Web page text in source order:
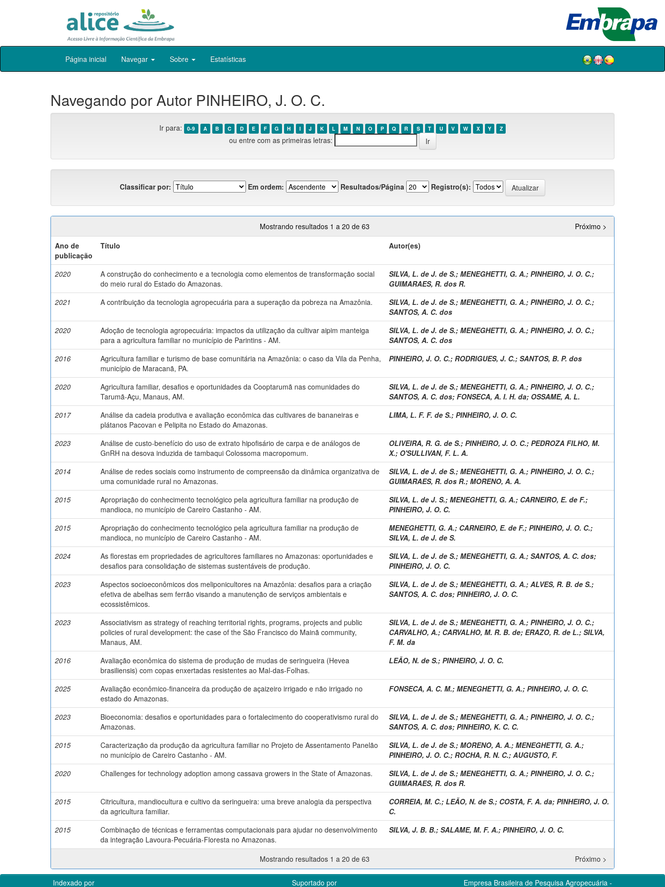
Skip
Página inicial Navegar Sobre Estatísticas
Navegando por Autor PINHEIRO, J. O. C.
Ir para: 0-9 A B C D E F G H I J K L M N O P Q R S T U V W X Y Z
ou entre com as primeiras letras:
Classificar por: Em ordem: Resultados/Página Registro(s):
Mostrando resultados 1 a 20 de 63
Próximo >
Ano de
publicação
Título Autor(es)
2020
A construção do conhecimento e a tecnologia como elementos de transformação social
do meio rural do Estado do Amazonas.
SILVA, L. de J. de S.; MENEGHETTI, G. A.; PINHEIRO, J. O. C.;
GUIMARAES, R. dos R.
2021
A contribuição da tecnologia agropecuária para a superação da pobreza na Amazônia. SILVA, L. de J. de S.; MENEGHETTI, G. A.; PINHEIRO, J. O. C.;
SANTOS, A. C. dos
2020
Adoção de tecnologia agropecuária: impactos da utilização da cultivar aipim manteiga
para a agricultura familiar no município de Parintins - AM.
SILVA, L. de J. de S.; MENEGHETTI, G. A.; PINHEIRO, J. O. C.;
SANTOS, A. C. dos
2016
Agricultura familiar e turismo de base comunitária na Amazônia: o caso da Vila da Penha,
município de Maracanã, PA.
PINHEIRO, J. O. C.; RODRIGUES, J. C.; SANTOS, B. P. dos
2020
Agricultura familiar, desafios e oportunidades da Cooptarumã nas comunidades do
Tarumã-Açu, Manaus, AM.
SILVA, L. de J. de S.; MENEGHETTI, G. A.; PINHEIRO, J. O. C.;
SANTOS, A. C. dos; FONSECA, A. I. H. da; OSSAME, A. L.
2017
Análise da cadeia produtiva e avaliação econômica das cultivares de bananeiras e
plátanos Pacovan e Pelipita no Estado do Amazonas.
LIMA, L. F. F. de S.; PINHEIRO, J. O. C.
2023
Análise de custo-benefício do uso de extrato hipofisário de carpa e de análogos de
GnRH na desova induzida de tambaqui Colossoma macropomum.
OLIVEIRA, R. G. de S.; PINHEIRO, J. O. C.; PEDROZA FILHO, M.
X.; O'SULLIVAN, F. L. A.
2014
Análise de redes sociais como instrumento de compreensão da dinâmica organizativa de
uma comunidade rural no Amazonas.
SILVA, L. de J. de S.; MENEGHETTI, G. A.; PINHEIRO, J. O. C.;
GUIMARAES, R. dos R.; MORENO, A. A.
2015
Apropriação do conhecimento tecnológico pela agricultura familiar na produção de
mandioca, no município de Careiro Castanho - AM.
SILVA, L. de J. S.; MENEGHETTI, G. A.; CARNEIRO, E. de F.;
PINHEIRO, J. O. C.
2015
Apropriação do conhecimento tecnológico pela agricultura familiar na produção de
mandioca, no município de Careiro Castanho - AM.
MENEGHETTI, G. A.; CARNEIRO, E. de F.; PINHEIRO, J. O. C.;
SILVA, L. de J. de S.
2024
As florestas em propriedades de agricultores familiares no Amazonas: oportunidades e
desafios para consolidação de sistemas sustentáveis de produção.
SILVA, L. de J. de S.; MENEGHETTI, G. A.; SANTOS, A. C. dos;
PINHEIRO, J. O. C.
2023
Aspectos socioeconômicos dos meliponicultores na Amazônia: desafios para a criação
efetiva de abelhas sem ferrão visando a manutenção de serviços ambientais e
ecossistêmicos.
SILVA, L. de J. de S.; MENEGHETTI, G. A.; ALVES, R. B. de S.;
SANTOS, A. C. dos; PINHEIRO, J. O. C.
2023
Associativism as strategy of reaching territorial rights, programs, projects and public
policies of rural development: the case of the São Francisco do Mainã community,
Manaus, AM.
SILVA, L. de J. de S.; MENEGHETTI, G. A.; PINHEIRO, J. O. C.;
CARVALHO, A.; CARVALHO, M. R. B. de; ERAZO, R. de L.; SILVA,
F. M. da
2016
Avaliação econômica do sistema de produção de mudas de seringueira (Hevea
brasiliensis) com copas enxertadas resistentes ao Mal-das-Folhas.
LEÃO, N. de S.; PINHEIRO, J. O. C.
2025
Avaliação econômico-financeira da produção de açaizeiro irrigado e não irrigado no
estado do Amazonas.
FONSECA, A. C. M.; MENEGHETTI, G. A.; PINHEIRO, J. O. C.
2023
Bioeconomia: desafios e oportunidades para o fortalecimento do cooperativismo rural do
Amazonas.
SILVA, L. de J. de S.; MENEGHETTI, G. A.; PINHEIRO, J. O. C.;
SANTOS, A. C. dos; PINHEIRO, K. C. C.
2015
Caracterização da produção da agricultura familiar no Projeto de Assentamento Panelão
no município de Careiro Castanho - AM.
SILVA, L. de J. de S.; MORENO, A. A.; MENEGHETTI, G. A.;
PINHEIRO, J. O. C.; ROCHA, R. N. C.; AUGUSTO, F.
2020
Challenges for technology adoption among cassava growers in the State of Amazonas. SILVA, L. de J. de S.; MENEGHETTI, G. A.; PINHEIRO, J. O. C.;
GUIMARAES, R. dos R.
2015
Citricultura, mandiocultura e cultivo da seringueira: uma breve analogia da perspectiva
da agricultura familiar.
CORREIA, M. C.; LEÃO, N. de S.; COSTA, F. A. da; PINHEIRO, J. O.
C.
2015
Combinação de técnicas e ferramentas computacionais para ajudar no desenvolvimento
da integração Lavoura-Pecuária-Floresta no Amazonas.
SILVA, J. B. B.; SALAME, M. F. A.; PINHEIRO, J. O. C.
Mostrando resultados 1 a 20 de 63 Próximo >
Indexado por Suportado por Empresa Brasileira de Pesquisa Agropecuária -